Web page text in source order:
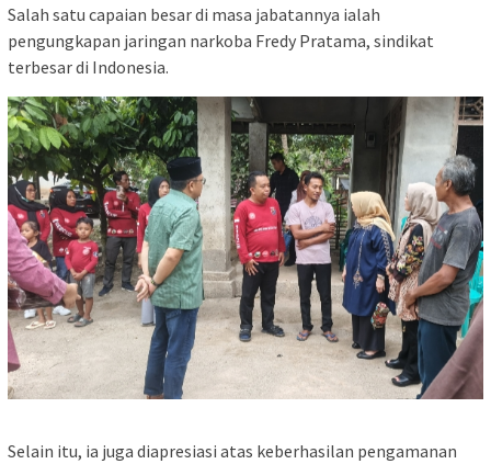
Salah satu capaian besar di masa jabatannya ialah
pengungkapan jaringan narkoba Fredy Pratama, sindikat
terbesar di Indonesia.
Selain itu, ia juga diapresiasi atas keberhasilan pengamanan